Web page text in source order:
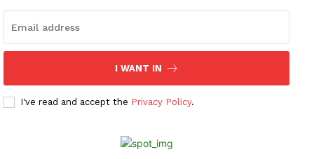
I WANT IN
I've read and accept the Privacy Policy.